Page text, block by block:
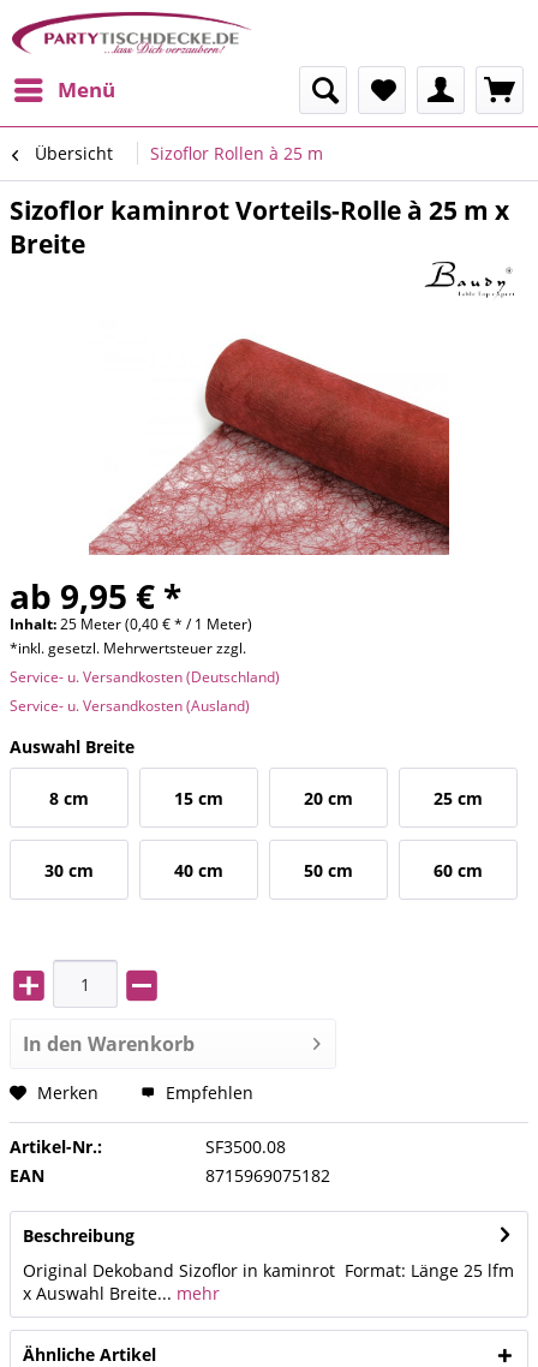
Menü
Übersicht Sizoflor Rollen à 25 m
Sizoflor kaminrot Vorteils-Rolle à 25 m x
Breite
ab 9,95 € *
Inhalt:25 Meter (0,40 € * / 1 Meter)
*inkl. gesetzl. Mehrwertsteuer zzgl.
Service- u. Versandkosten (Deutschland)
Service- u. Versandkosten (Ausland)
Auswahl Breite
8 cm 15 cm 20 cm 25 cm
30 cm 40 cm 50 cm 60 cm
In den Warenkorb
Merken Empfehlen
Artikel-Nr.:
SF3500.08
EAN
8715969075182
Beschreibung
Original Dekoband Sizoflor in kaminrot Format: Länge 25 lfm
x Auswahl Breite... mehr
Ähnliche Artikel